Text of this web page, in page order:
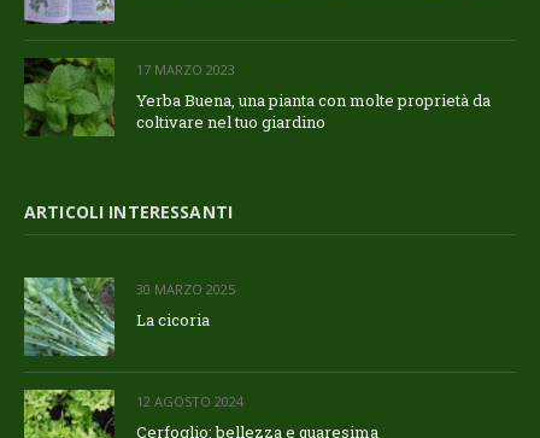
17 MARZO 2023
Yerba Buena, una pianta con molte proprietà da
coltivare nel tuo giardino
ARTICOLI INTERESSANTI
30 MARZO 2025
La cicoria
12 AGOSTO 2024
Cerfoglio: bellezza e quaresima